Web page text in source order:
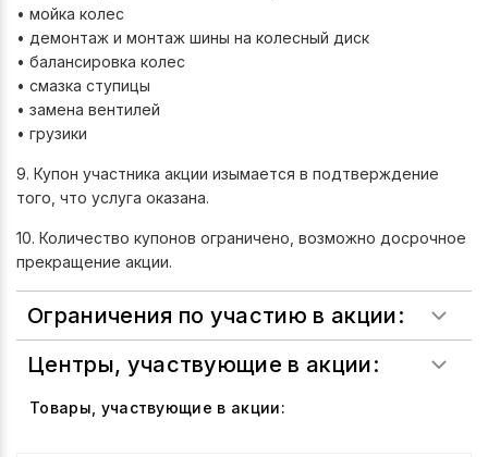
• мойка колес
• демонтаж и монтаж шины на колесный диск
• балансировка колес
• смазка ступицы
• замена вентилей
• грузики
9. Купон участника акции изымается в подтверждение
того, что услуга оказана.
10. Количество купонов ограничено, возможно досрочное
прекращение акции.
Ограничения по участию в акции:
Центры, участвующие в акции:
Товары, участвующие в акции: